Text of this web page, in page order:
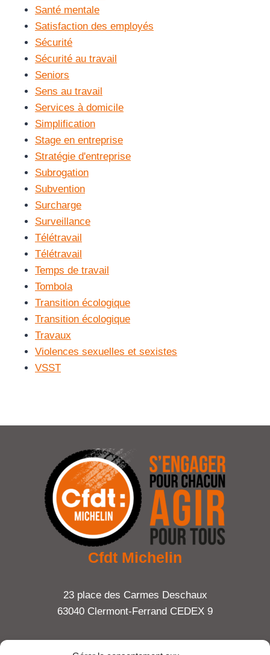
Santé mentale
Satisfaction des employés
Sécurité
Sécurité au travail
Seniors
Sens au travail
Services à domicile
Simplification
Stage en entreprise
Stratégie d'entreprise
Subrogation
Subvention
Surcharge
Surveillance
Télétravail
Télétravail
Temps de travail
Tombola
Transition écologique
Transition écologique
Travaux
Violences sexuelles et sexistes
VSST
Cfdt Michelin
23 place des Carmes Deschaux
63040 Clermont-Ferrand CEDEX 9
Tel : 06 65 27 23 81